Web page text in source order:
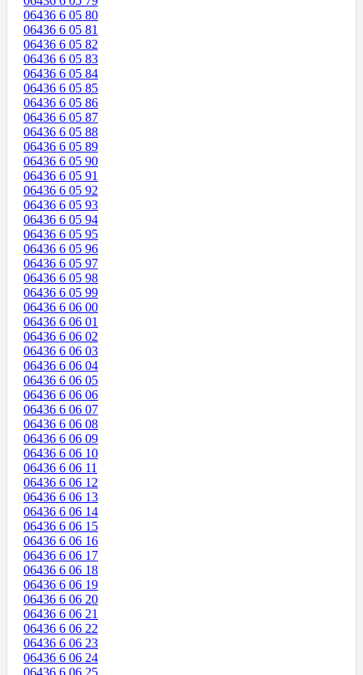
06436 6 05 80
06436 6 05 81
06436 6 05 82
06436 6 05 83
06436 6 05 84
06436 6 05 85
06436 6 05 86
06436 6 05 87
06436 6 05 88
06436 6 05 89
06436 6 05 90
06436 6 05 91
06436 6 05 92
06436 6 05 93
06436 6 05 94
06436 6 05 95
06436 6 05 96
06436 6 05 97
06436 6 05 98
06436 6 05 99
06436 6 06 00
06436 6 06 01
06436 6 06 02
06436 6 06 03
06436 6 06 04
06436 6 06 05
06436 6 06 06
06436 6 06 07
06436 6 06 08
06436 6 06 09
06436 6 06 10
06436 6 06 11
06436 6 06 12
06436 6 06 13
06436 6 06 14
06436 6 06 15
06436 6 06 16
06436 6 06 17
06436 6 06 18
06436 6 06 19
06436 6 06 20
06436 6 06 21
06436 6 06 22
06436 6 06 23
06436 6 06 24
06436 6 06 25